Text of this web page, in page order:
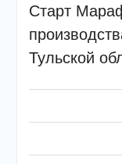
Старт
Тульской